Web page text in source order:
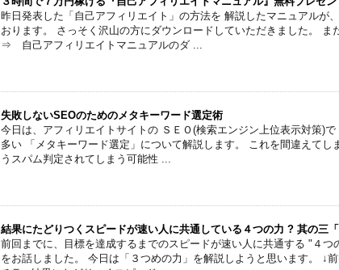
昨日発表した「自己アフィリエイト」の方法を 解説したマニュアルが
おります。 さっそく沢山の方にダウンロードしていただきました。 ま
⇒ 自己アフィリエイトマニュアルのダ ...
失敗しないSEOのためのメタキーワード選定術
今日は、アフィリエイトサイトの ＳＥＯ(検索エンジン上位表示対策)
多い 「メタキーワード選定」について解説します。 これを間違えてし
うスパム判定されてしまう可能性 ...
結果にたどりつくスピードが速い人に共通している４つの力 ? 其の三「
前回までに、目標を達成するまでのスピードが速い人に共通する "４つ
をお話しました。 今日は「３つめの力」を解説しようと思います。 ↓